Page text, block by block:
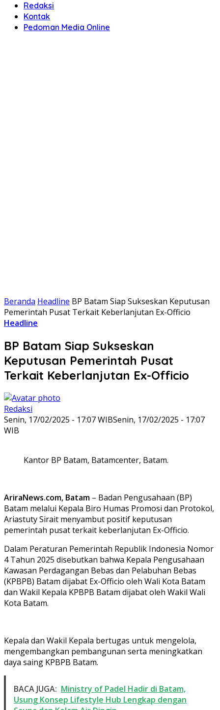
Redaksi
Kontak
Pedoman Media Online
Beranda Headline BP Batam Siap Sukseskan Keputusan
Pemerintah Pusat Terkait Keberlanjutan Ex-Officio
Headline
BP Batam Siap Sukseskan
Keputusan Pemerintah Pusat
Terkait Keberlanjutan Ex-Officio
Redaksi
Senin, 17/02/2025 - 17:07 WIBSenin, 17/02/2025 - 17:07
WIB
Kantor BP Batam, Batamcenter, Batam.
AriraNews.com, Batam – Badan Pengusahaan (BP)
Batam melalui Kepala Biro Humas Promosi dan Protokol,
Ariastuty Sirait menyambut positif keputusan
pemerintah pusat terkait keberlanjutan Ex-Officio.
Dalam Peraturan Pemerintah Republik Indonesia Nomor
4 Tahun 2025 disebutkan bahwa Kepala Pengusahaan
Kawasan Perdagangan Bebas dan Pelabuhan Bebas
(KPBPB) Batam dijabat Ex-Officio oleh Wali Kota Batam
dan Wakil Kepala KPBPB Batam dijabat oleh Wakil Wali
Kota Batam.
Kepala dan Wakil Kepala bertugas untuk mengelola,
mengembangkan pembangunan serta meningkatkan
daya saing KPBPB Batam.
BACA JUGA: Ministry of Padel Hadir di Batam,
Usung Konsep Lifestyle Hub Lengkap dengan